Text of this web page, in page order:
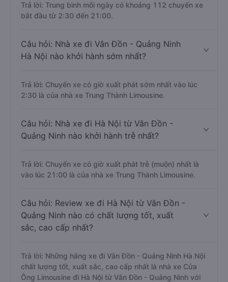
Trả lời: Trung bình mỗi ngày có khoảng 112 chuyến xe
bắt đầu từ 2:30 đến 21:00.
Câu hỏi: Nhà xe đi Vân Đồn - Quảng Ninh
Hà Nội nào khởi hành sớm nhất?
Trả lời: Chuyến xe có giờ xuất phát sớm nhất vào lúc
2:30 là của nhà xe Trung Thành Limousine.
Câu hỏi: Nhà xe đi Hà Nội từ Vân Đồn -
Quảng Ninh nào khởi hành trễ nhất?
Trả lời: Chuyến xe có giờ xuất phát trễ (muộn) nhất là
vào lúc 21:00 là của nhà xe Trung Thành Limousine.
Câu hỏi: Review xe đi Hà Nội từ Vân Đồn -
Quảng Ninh nào có chất lượng tốt, xuất
sắc, cao cấp nhất?
Trả lời: Những hãng xe đi Vân Đồn - Quảng Ninh Hà Nội
chất lượng tốt, xuất sắc, cao cấp nhất là nhà xe Cửa
Ông Limousine đi Hà Nội từ Vân Đồn - Quảng Ninh với